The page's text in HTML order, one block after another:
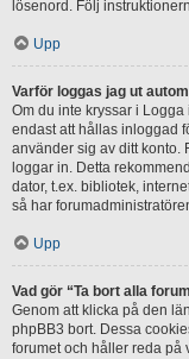
lösenord. Följ
Upp
Varför loggas jag ut
Om du inte kryssar i
endast att hållas inloggad
använder sig av ditt konto.
loggar in. Detta
dator, t.ex. bibliotek,
så har
Upp
Vad gör “Ta bort alla
Genom att klicka på den
phpBB3 bort. Dessa
forumet och håller reda på